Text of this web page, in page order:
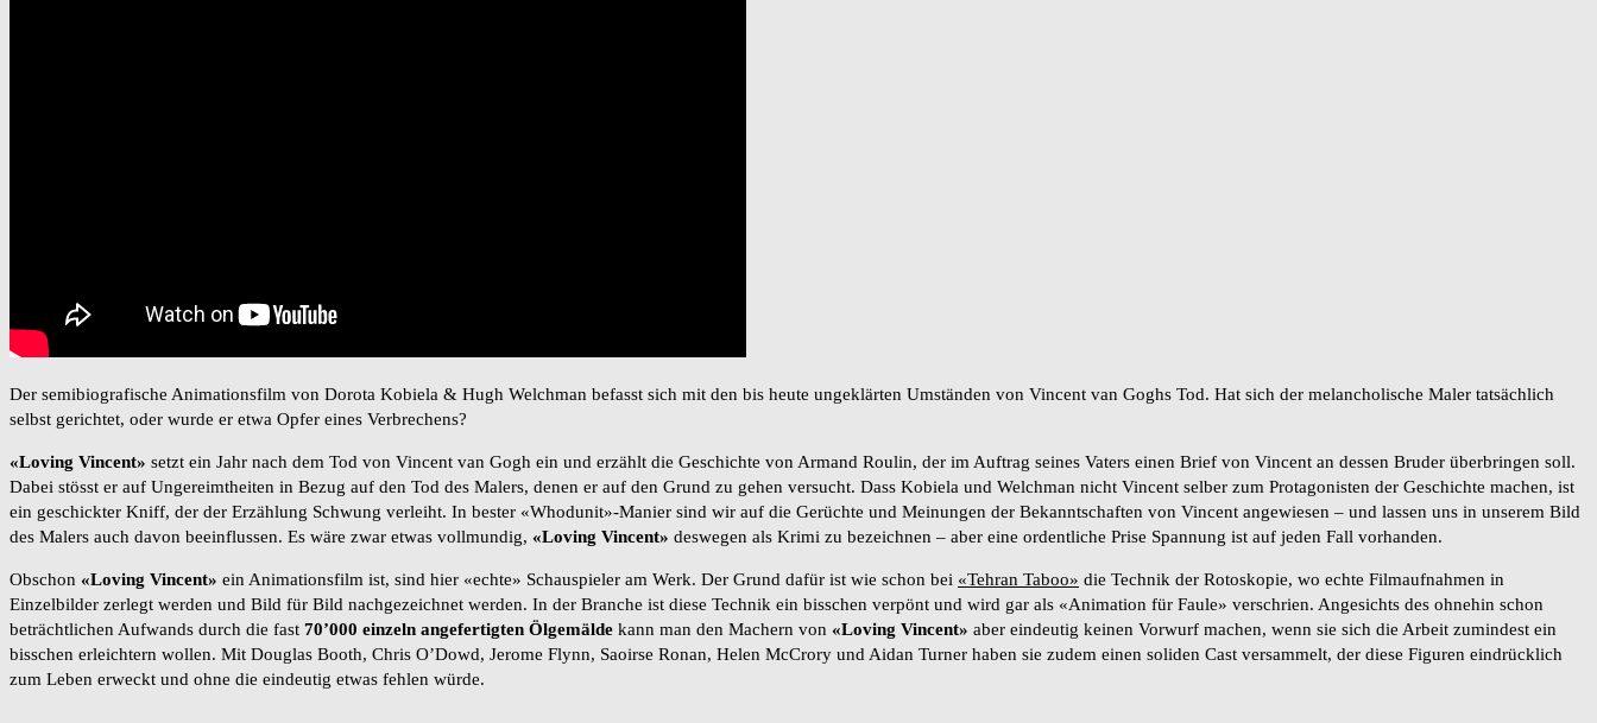
Der semibiografische Animationsfilm von Dorota Kobiela & Hugh Welchman befasst sich mit den bis heute ungeklärten Umständen von Vincent van Goghs Tod. Hat sich der melancholische Maler tatsächlich
selbst gerichtet, oder wurde er etwa Opfer eines Verbrechens?
«Loving Vincent» setzt ein Jahr nach dem Tod von Vincent van Gogh ein und erzählt die Geschichte von Armand Roulin, der im Auftrag seines Vaters einen Brief von Vincent an dessen Bruder überbringen soll.
Dabei stösst er auf Ungereimtheiten in Bezug auf den Tod des Malers, denen er auf den Grund zu gehen versucht. Dass Kobiela und Welchman nicht Vincent selber zum Protagonisten der Geschichte machen, ist
ein geschickter Kniff, der der Erzählung Schwung verleiht. In bester «Whodunit»-Manier sind wir auf die Gerüchte und Meinungen der Bekanntschaften von Vincent angewiesen – und lassen uns in unserem Bild
des Malers auch davon beeinflussen. Es wäre zwar etwas vollmundig, «Loving Vincent» deswegen als Krimi zu bezeichnen – aber eine ordentliche Prise Spannung ist auf jeden Fall vorhanden.
Obschon «Loving Vincent» ein Animationsfilm ist, sind hier «echte» Schauspieler am Werk. Der Grund dafür ist wie schon bei «Tehran Taboo» die Technik der Rotoskopie, wo echte Filmaufnahmen in
Einzelbilder zerlegt werden und Bild für Bild nachgezeichnet werden. In der Branche ist diese Technik ein bisschen verpönt und wird gar als «Animation für Faule» verschrien. Angesichts des ohnehin schon
beträchtlichen Aufwands durch die fast 70’000 einzeln angefertigten Ölgemälde kann man den Machern von «Loving Vincent» aber eindeutig keinen Vorwurf machen, wenn sie sich die Arbeit zumindest ein
bisschen erleichtern wollen. Mit Douglas Booth, Chris O’Dowd, Jerome Flynn, Saoirse Ronan, Helen McCrory und Aidan Turner haben sie zudem einen soliden Cast versammelt, der diese Figuren eindrücklich
zum Leben erweckt und ohne die eindeutig etwas fehlen würde.